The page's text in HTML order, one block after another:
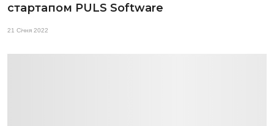
стартапом PULS Software
21 Січня 2022